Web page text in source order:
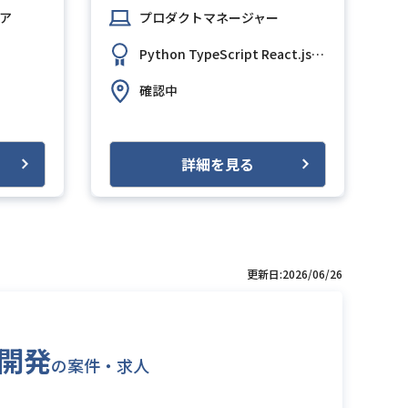
プロダクトマネージャー
Python TypeScript React.js PostgreSQL
確認中
詳細を見る
更新日:2026/06/26
発の案件・求人